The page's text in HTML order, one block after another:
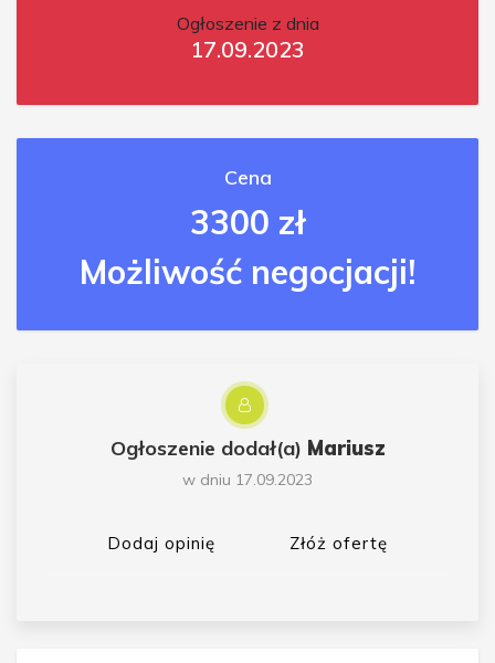
Ogłoszenie z dnia
17.09.2023
Cena
3300 zł
Możliwość negocjacji!
Ogłoszenie dodał(a) Mariusz
w dniu 17.09.2023
Dodaj opinię Złóż ofertę